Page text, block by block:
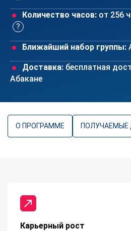
Количество часов: от 256
Ближайший набор группы:
Доставка: бесплатная
Абакане
О ПРОГРАММЕ
Карьерный рост